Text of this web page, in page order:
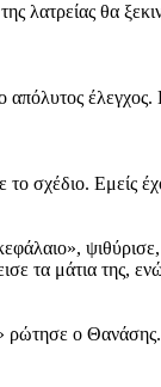
λατρείας θα
έλεγχος.
σχέδιο. Εμείς
τα μάτια της,
ρώτησε ο